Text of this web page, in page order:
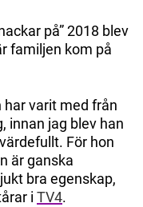
på” 2018 blev
familjen kom på
varit med från
innan jag blev han
För hon
är ganska
bra egenskap,
i TV4.